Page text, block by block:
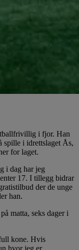
i fjor. Han
spille i idrettslaget Ås,
for laget.
i dag har jeg
17. I tillegg bidrar
der de unge
han.
matta, seks dager i
kone. Hvis
hvor jeg er